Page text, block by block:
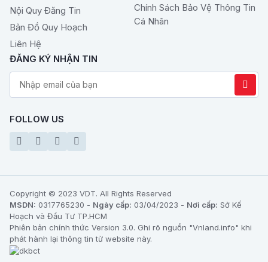
Nội Quy Đăng Tin
Bản Đồ Quy Hoạch
Liên Hệ
Chính Sách Bảo Vệ Thông Tin
Cá Nhân
ĐĂNG KÝ NHẬN TIN
FOLLOW US
Copyright © 2023 VDT. All Rights Reserved
MSDN: 0317765230 - Ngày cấp: 03/04/2023 - Nơi cấp: Sở Kế
Hoạch và Đầu Tư TP.HCM
Phiên bản chính thức Version 3.0. Ghi rõ nguồn "Vnland.info" khi
phát hành lại thông tin từ website này.